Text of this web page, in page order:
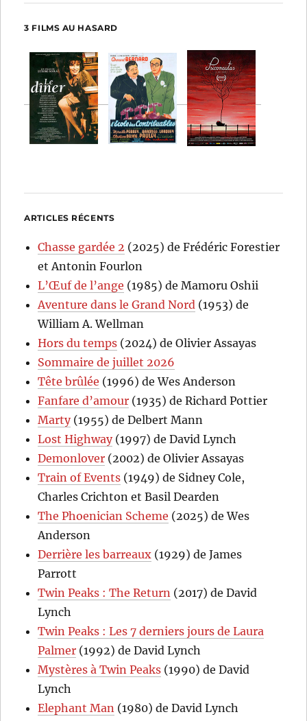
3 FILMS AU HASARD
ARTICLES RÉCENTS
Chasse gardée 2 (2025) de Frédéric Forestier
et Antonin Fourlon
L’Œuf de l’ange (1985) de Mamoru Oshii
Aventure dans le Grand Nord (1953) de
William A. Wellman
Hors du temps (2024) de Olivier Assayas
Sommaire de juillet 2026
Tête brûlée (1996) de Wes Anderson
Fanfare d’amour (1935) de Richard Pottier
Marty(1955) de Delbert Mann
Lost Highway(1997) de David Lynch
Demonlover (2002) de Olivier Assayas
Train of Events (1949) de Sidney Cole,
Charles Crichton et Basil Dearden
The Phoenician Scheme (2025) de Wes
Anderson
Derrière les barreaux (1929) de James
Parrott
Twin Peaks : The Return (2017) de David
Lynch
Twin Peaks : Les 7 derniers jours de Laura
Palmer (1992) de David Lynch
Mystères à Twin Peaks (1990) de David
Lynch
Elephant Man (1980) de David Lynch